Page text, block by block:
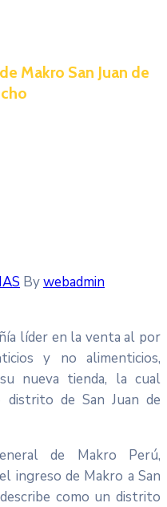
Makro San Juan de
Bywebadmin
líder en la venta al por
y no alimenticios,
nueva tienda, la cual
distrito de San Juan de
de Makro Perú,
ingreso de Makro a San
como un distrito